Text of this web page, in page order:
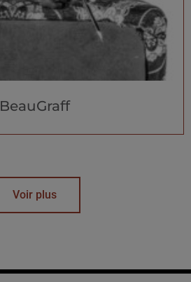
BeauGraff
Voir plus